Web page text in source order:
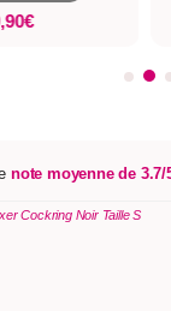
note moyenne de 3.7/
Cockring Noir Taille S